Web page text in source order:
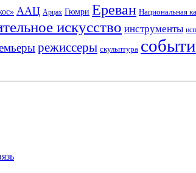
ААЦ Арцах Гюмри Ереван Национальная
искусство инструменты
режиссеры скульптура